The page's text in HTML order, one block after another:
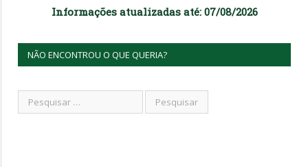
Informações atualizadas até: 07/08/2026
NÃO ENCONTROU O QUE QUERIA?